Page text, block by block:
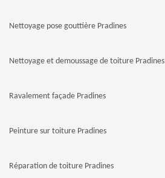
Nettoyage pose gouttière Pradines
Nettoyage et demoussage de toiture Pradines
Ravalement façade Pradines
Peinture sur toiture Pradines
Réparation de toiture Pradines